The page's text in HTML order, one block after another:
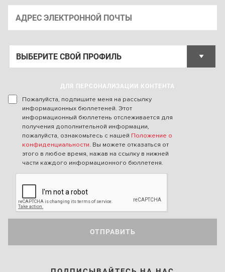
ДЛЯ ПЕРСОНАЛИЗАЦИИ КОНТЕНТА
Пожалуйста, подпишите меня на рассылку
информационных бюллетеней. Этот
информационный бюллетень отслеживается для
получения дополнительной информации,
пожалуйста, ознакомьтесь с нашей Положение о
конфиденциальности. Вы можете отказаться от
этого в любое время, нажав на ссылку в нижней
части каждого информационного бюллетеня.
ОТПРАВИТЬ